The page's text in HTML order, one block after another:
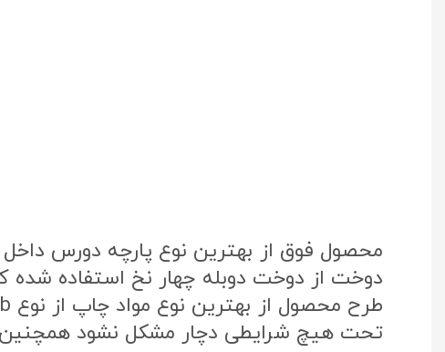
محصول فوق از بهترین نوع پارچه دورس
دوخت از دوخت دوبله چهار نخ استفاده شده
تحت هیچ شرایطی دچار مشکل نشود همچنین